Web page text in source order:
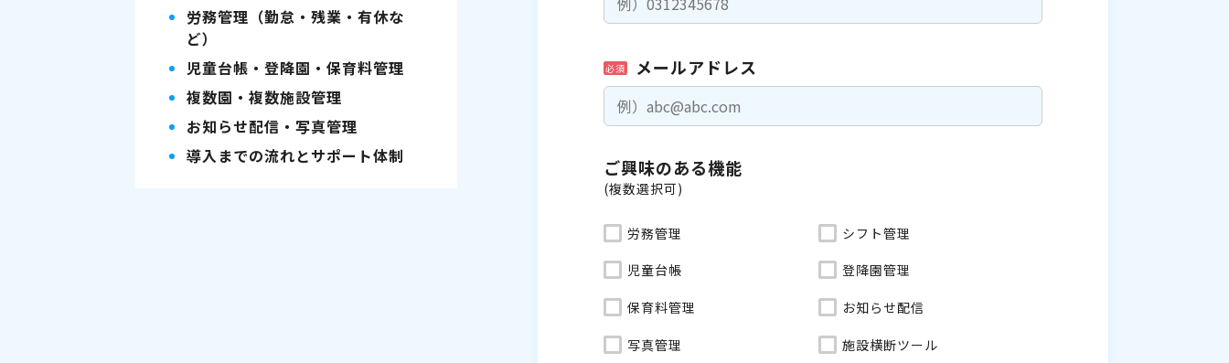
労務管理（勤怠・残業・有休な
ど）
児童台帳・登降園・保育料管理
複数園・複数施設管理
お知らせ配信・写真管理
導入までの流れとサポート体制
必須 メールアドレス
ご興味のある機能
(複数選択可)
労務管理 シフト管理
児童台帳 登降園管理
保育料管理 お知らせ配信
写真管理 施設横断ツール